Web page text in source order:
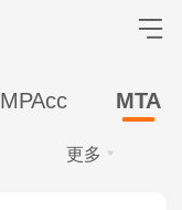
报名流程
MPAcc MTA
更多